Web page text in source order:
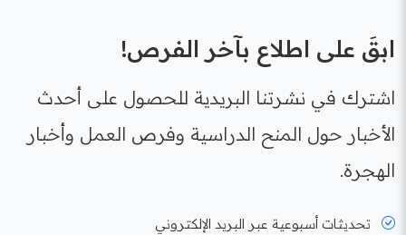
ابقَ على اطلاع بآخر الفرص!
اشترك في نشرتنا البريدية للحصول على أحدث
الأخبار حول المنح الدراسية وفرص العمل وأخبار
الهجرة.
تحديثات أسبوعية عبر البريد الإلكتروني